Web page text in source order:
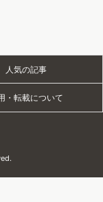
人気の記事
・転載について